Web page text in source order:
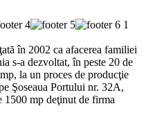
în 2002 ca afacerea familiei
s-a dezvoltat, în peste 20 de
la un proces de producţie
Şoseaua Portului nr. 32A,
1500 mp deţinut de firma